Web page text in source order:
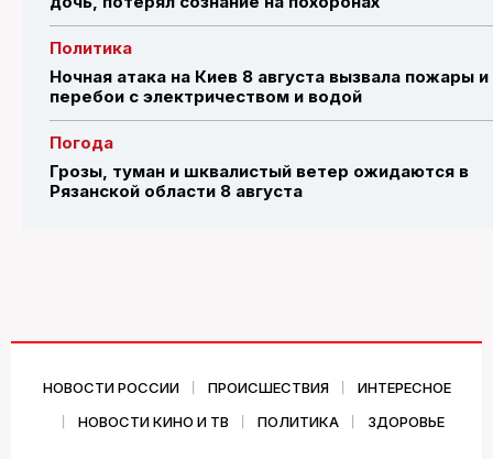
Политика
Ночная атака на Киев 8 августа вызвала пожары и
перебои с электричеством и водой
Погода
Грозы, туман и шквалистый ветер ожидаются в
Рязанской области 8 августа
НОВОСТИ РОССИИ ПРОИСШЕСТВИЯ
ИНТЕРЕСНОЕ
НОВОСТИ КИНО И ТВ
ПОЛИТИКА ЗДОРОВЬЕ